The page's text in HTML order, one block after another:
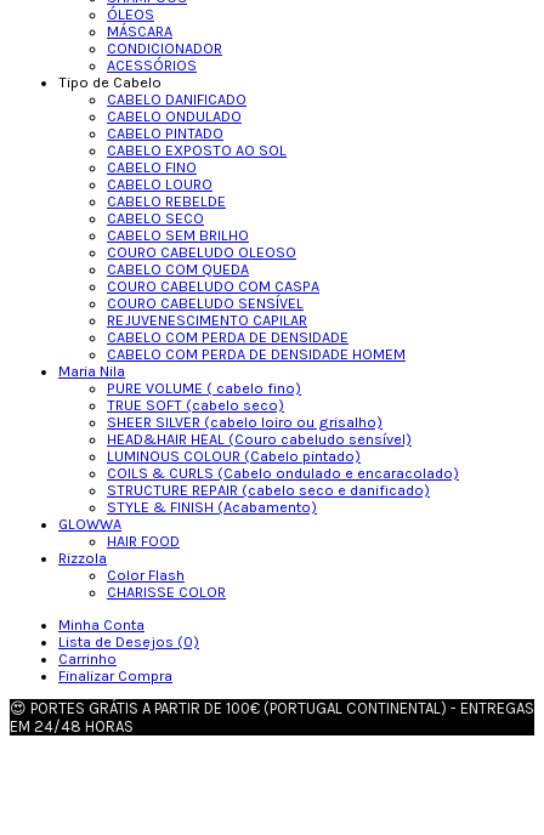
ÓLEOS
MÁSCARA
CONDICIONADOR
ACESSÓRIOS
Tipo de Cabelo
CABELO DANIFICADO
CABELO ONDULADO
CABELO PINTADO
CABELO EXPOSTO AO SOL
CABELO FINO
CABELO LOURO
CABELO REBELDE
CABELO SECO
CABELO SEM BRILHO
COURO CABELUDO OLEOSO
CABELO COM QUEDA
COURO CABELUDO COM CASPA
COURO CABELUDO SENSÍVEL
REJUVENESCIMENTO CAPILAR
CABELO COM PERDA DE DENSIDADE
CABELO COM PERDA DE DENSIDADE HOMEM
Maria Nila
PURE VOLUME ( cabelo fino)
TRUE SOFT (cabelo seco)
SHEER SILVER (cabelo loiro ou grisalho)
HEAD&HAIR HEAL (Couro cabeludo sensível)
LUMINOUS COLOUR (Cabelo pintado)
COILS & CURLS (Cabelo ondulado e encaracolado)
STRUCTURE REPAIR (cabelo seco e danificado)
STYLE & FINISH (Acabamento)
GLOWWA
HAIR FOOD
Rizzola
Color Flash
CHARISSE COLOR
Minha Conta
Lista de Desejos (0)
Carrinho
Finalizar Compra
😍 PORTES GRÁTIS A PARTIR DE 100€ (PORTUGAL CONTINENTAL) - ENTREGAS
EM 24/48 HORAS